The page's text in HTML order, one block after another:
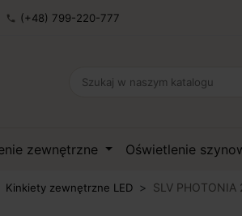
phone (+48) 799-220-777
zewnętrzne Oświetlenie
Kinkiety zewnętrzne LED SLV